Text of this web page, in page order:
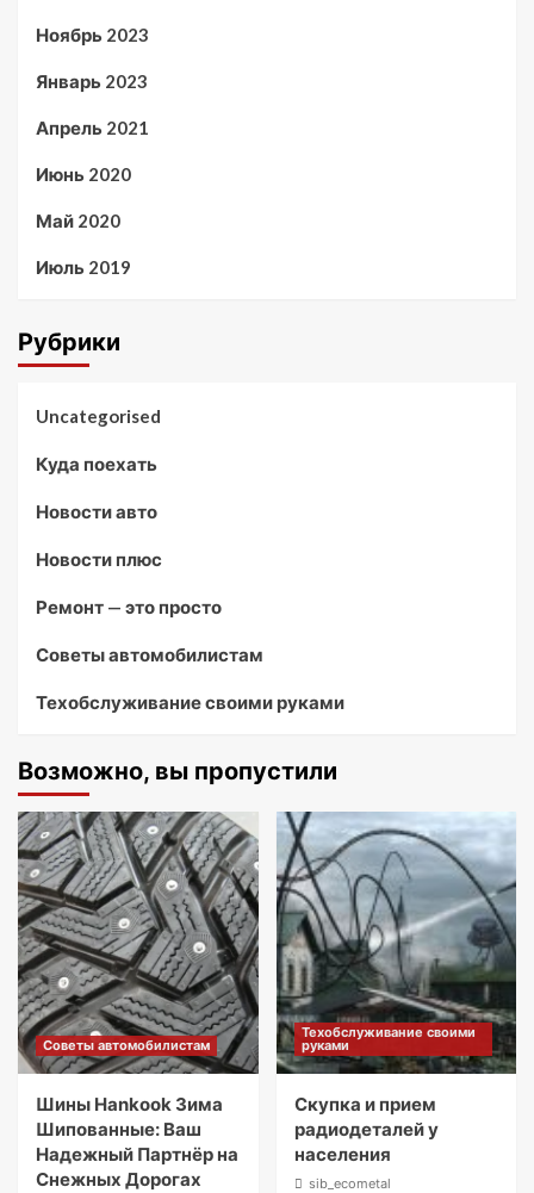
Ноябрь 2023
Январь 2023
Апрель 2021
Июнь 2020
Май 2020
Июль 2019
Рубрики
Uncategorised
Куда поехать
Новости авто
Новости плюс
Ремонт — это просто
Советы автомобилистам
Техобслуживание своими руками
Возможно, вы пропустили
Советы автомобилистам
Шины Hankook Зима
Шипованные: Ваш
Надежный Партнёр на
Снежных Дорогах
Техобслуживание своими
руками
Скупка и прием
радиодеталей у
населения
sib_ecometal